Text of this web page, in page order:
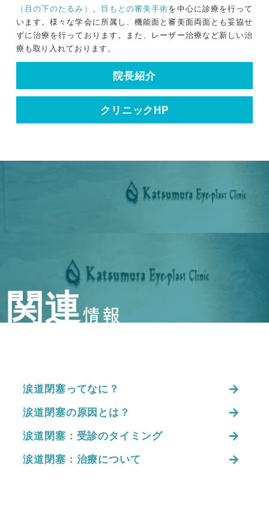
（目の下のたるみ） 、 目もとの審美手術を中心に診療を行って
います。様々な学会に所属し、機能面と審美面両面とも妥協せ
ずに治療を行っております。また、レーザー治療など新しい治
療も取り入れております。
院長紹介
クリニックHP
関連情報
涙道閉塞ってなに？
涙道閉塞の原因とは？
涙道閉塞：受診のタイミング
涙道閉塞：治療について